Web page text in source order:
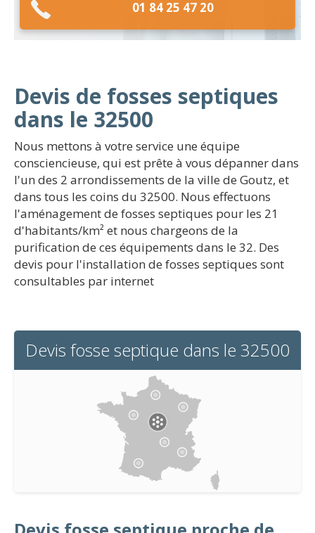
01 84 25 47 20
Devis de fosses septiques
dans le 32500
Nous mettons à votre service une équipe
consciencieuse, qui est prête à vous dépanner dans
l'un des 2 arrondissements de la ville de Goutz, et
dans tous les coins du 32500. Nous effectuons
l'aménagement de fosses septiques pour les 21
d'habitants/km² et nous chargeons de la
purification de ces équipements dans le 32. Des
devis pour l'installation de fosses septiques sont
consultables par internet
Devis fosse septique dans le 32500